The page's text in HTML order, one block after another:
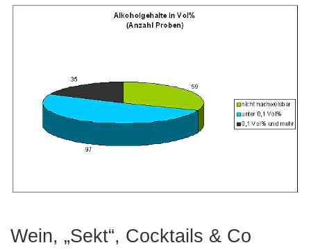
Wein, „Sekt“, Cocktails & Co